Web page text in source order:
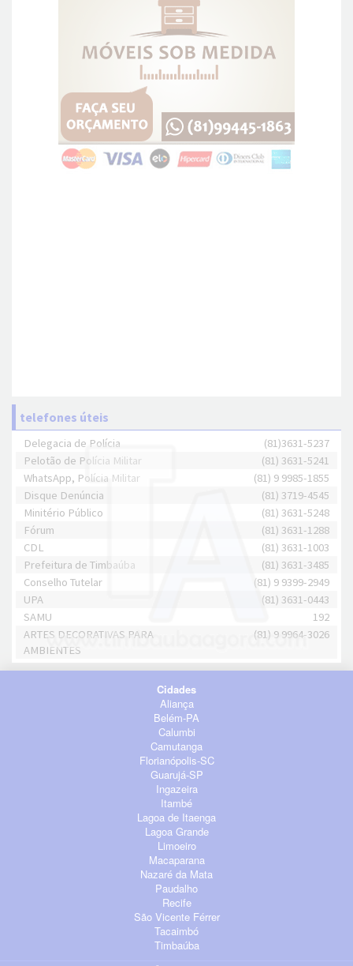
telefones úteis
Delegacia de Polícia
(81)3631-5237
Pelotão de Polícia Militar
(81) 3631-5241
WhatsApp, Polícia Militar
(81) 9 9985-1855
Disque Denúncia
(81) 3719-4545
Minitério Público
(81) 3631-5248
Fórum
(81) 3631-1288
CDL
(81) 3631-1003
Prefeitura de Timbaúba
(81) 3631-3485
Conselho Tutelar
(81) 9 9399-2949
UPA
(81) 3631-0443
SAMU
192
ARTES DECORATIVAS PARA
AMBIENTES
(81) 9 9964-3026
Cidades
Aliança
Belém-PA
Calumbi
Camutanga
Florianópolis-SC
Guarujá-SP
Ingazeira
Itambé
Lagoa de Itaenga
Lagoa Grande
Limoeiro
Macaparana
Nazaré da Mata
Paudalho
Recife
São Vicente Férrer
Tacaimbó
Timbaúba